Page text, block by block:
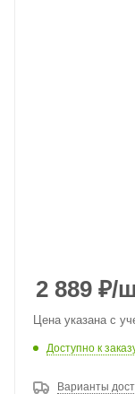
2 889 ₽/
Цена указана с
Доступно к
Варианты